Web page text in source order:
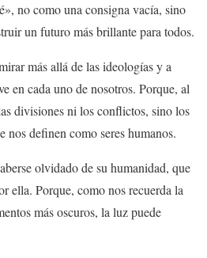
no como una consigna vacía, sino
un futuro más brillante para todos.
más allá de las ideologías y a
en cada uno de nosotros. Porque, al
divisiones ni los conflictos, sino los
nos definen como seres humanos.
olvidado de su humanidad, que
ella. Porque, como nos recuerda la
más oscuros, la luz puede